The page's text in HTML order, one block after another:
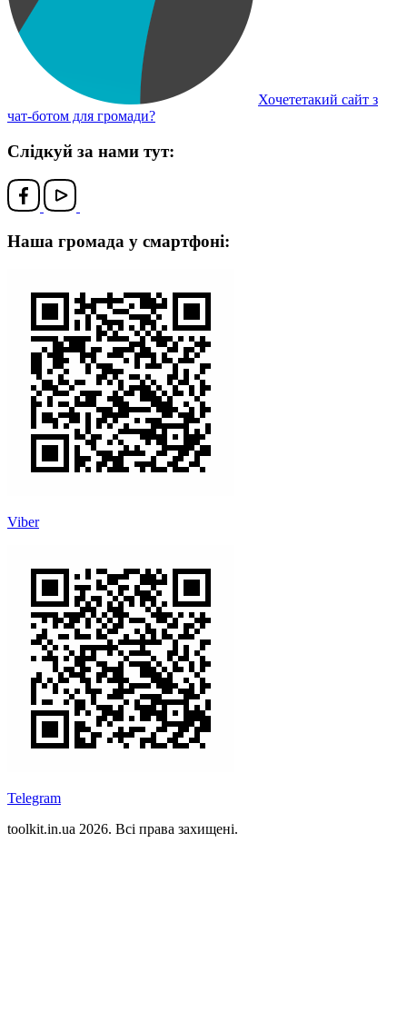
Хочететакий сайт з
чат-ботом для громади?
Слідкуй за нами тут:
Наша громада у смартфоні:
Viber
Telegram
toolkit.in.ua 2026. Всі права захищені.